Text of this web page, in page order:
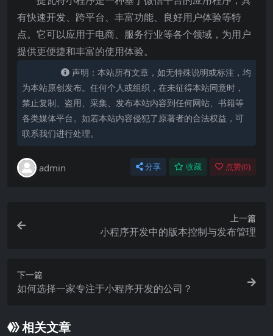
有快速开发、跨平台、丰富功能、良好用户体验等特
点。它可以应用于电商、服务行业等各个领域，为用户
提供更便捷和丰富的使用体验。
声明：本站所有文章，如无特殊说明或标注，均
为本站原创发布。任何个人或组织，在未征得本站同意时，
禁止复制、盗用、采集、发布本站内容到任何网站、书籍等
各类媒体平台。如若本站内容侵犯了原著者的合法权益，可
联系我们进行处理。
admin 分享 收藏 点赞(0)
上一篇
小程序开发中的版本控制与发布管理
下一篇
如何选择一家专注于小程序开发的公司？
相关文章